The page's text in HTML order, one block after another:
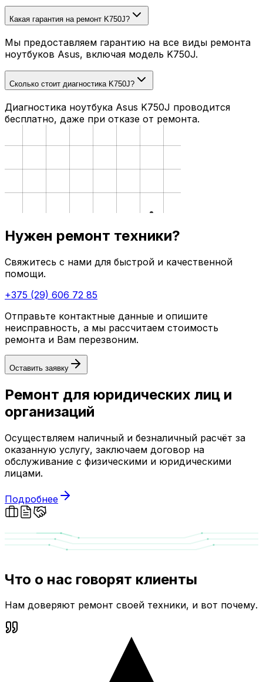
Какая гарантия на ремонт K750J?
Мы предоставляем гарантию на все виды ремонта
ноутбуков Asus, включая модель K750J.
Сколько стоит диагностика K750J?
Диагностика ноутбука Asus K750J проводится
бесплатно, даже при отказе от ремонта.
Нужен ремонт техники?
Свяжитесь с нами для быстрой и качественной
помощи.
+375 (29) 606 72 85
Отправьте контактные данные и опишите
неисправность, а мы рассчитаем стоимость
ремонта и Вам перезвоним.
Оставить заявку
Ремонт для юридических лиц и
организаций
Осуществляем наличный и безналичный расчёт за
оказанную услугу, заключаем договор на
обслуживание с физическими и юридическими
лицами.
Подробнее
Что о нас говорят клиенты
Нам доверяют ремонт своей техники, и вот почему.